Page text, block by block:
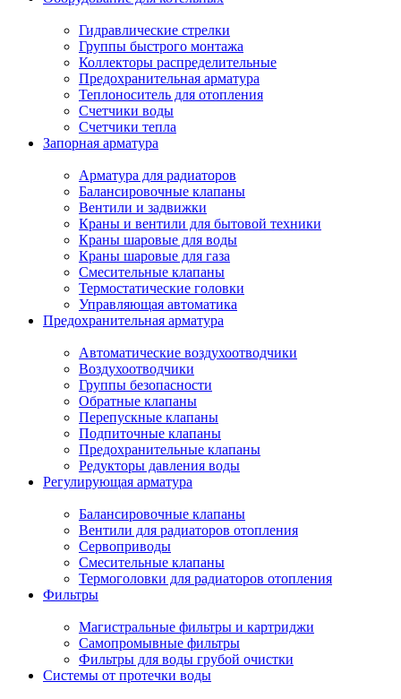
Гидравлические стрелки
Группы быстрого монтажа
Коллекторы распределительные
Предохранительная арматура
Теплоноситель для отопления
Счетчики воды
Счетчики тепла
Запорная арматура
Арматура для радиаторов
Балансировочные клапаны
Вентили и задвижки
Краны и вентили для бытовой техники
Краны шаровые для воды
Краны шаровые для газа
Смесительные клапаны
Термостатические головки
Управляющая автоматика
Предохранительная арматура
Автоматические воздухоотводчики
Воздухоотводчики
Группы безопасности
Обратные клапаны
Перепускные клапаны
Подпиточные клапаны
Предохранительные клапаны
Редукторы давления воды
Регулирующая арматура
Балансировочные клапаны
Вентили для радиаторов отопления
Сервоприводы
Смесительные клапаны
Термоголовки для радиаторов отопления
Фильтры
Магистральные фильтры и картриджи
Самопромывные фильтры
Фильтры для воды грубой очистки
Системы от протечки воды